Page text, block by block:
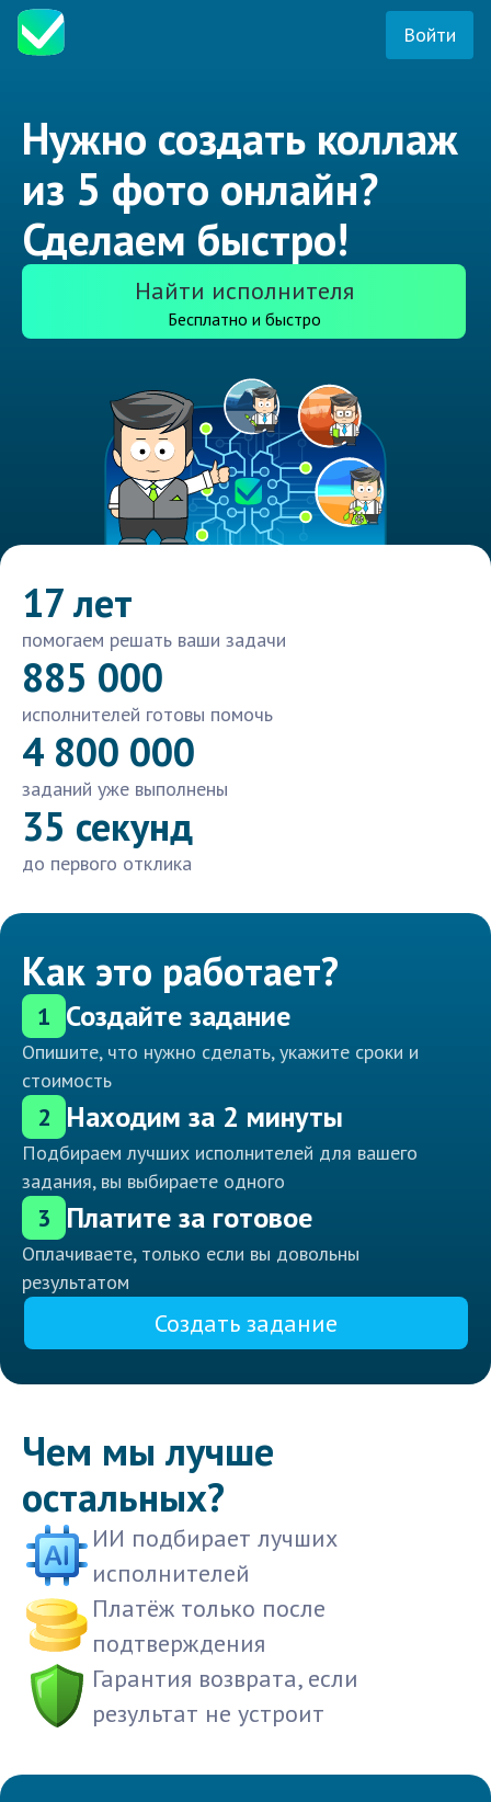
Войти
Нужно создать коллаж
из 5 фото онлайн?
Сделаем быстро!
Найти исполнителя
Бесплатно и быстро
17 лет
помогаем решать ваши задачи
885 000
исполнителей готовы помочь
4 800 000
заданий уже выполнены
35 секунд
до первого отклика
Как это работает?
1 Создайте задание
Опишите, что нужно сделать, укажите сроки и
стоимость
2 Находим за 2 минуты
Подбираем лучших исполнителей для вашего
задания, вы выбираете одного
3 Платите за готовое
Оплачиваете, только если вы довольны
результатом
Создать задание
Чем мы лучше
остальных?
ИИ подбирает лучших
исполнителей
Платёж только после
подтверждения
Гарантия возврата, если
результат не устроит